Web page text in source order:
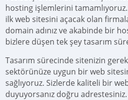
hosting işlemlerini tamamlıyoruz.
ilk web sitesini açacak olan
domain adınız ve akabinde bir
bizlere düşen tek şey tasarım
Tasarım sürecinde sitenizin
sektörünüze uygun bir web
sağlıyoruz. Sizlerde kaliteli bir
duyuyorsanız doğru adrestesiniz.